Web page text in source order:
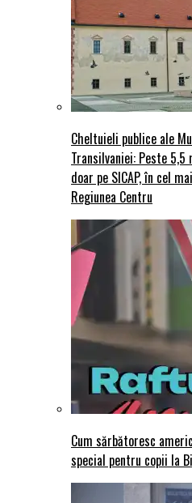
Cheltuieli publice ale
Transilvaniei: Peste
doar pe SICAP, în cel
Regiunea Centru
Cum sărbătoresc
special pentru copii la